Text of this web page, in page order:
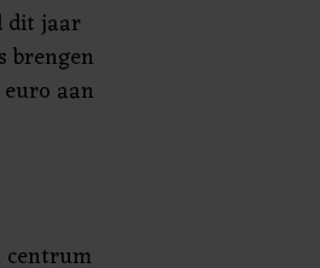
dit jaar
brengen
aan
centrum